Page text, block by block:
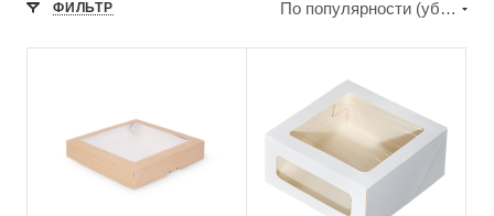
ФИЛЬТР По популярности (убывание)